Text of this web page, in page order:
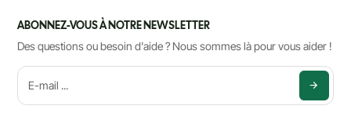
ABONNEZ-VOUS À NOTRE NEWSLETTER
Des questions ou besoin d'aide ? Nous sommes là pour vous aider !